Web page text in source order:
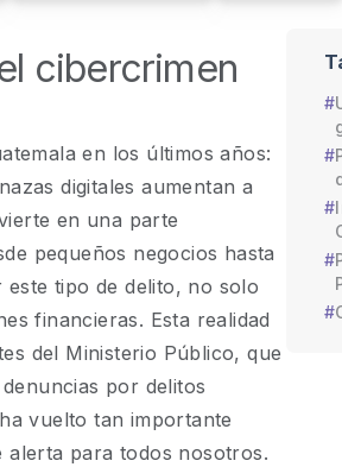
cibercrimen
en los últimos años:
digitales aumentan a
en una parte
pequeños negocios hasta
tipo de delito, no solo
financieras. Esta realidad
del Ministerio Público, que
por delitos
vuelto tan importante
alerta para todos nosotros.